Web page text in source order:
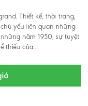
Thiết kế, thời trang,
yếu liên quan những
năm 1950, sự tuyệt
thiếu của...